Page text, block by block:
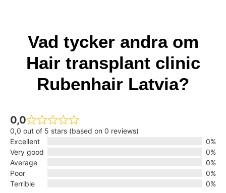
Vad tycker andra om
Hair transplant clinic
Rubenhair Latvia?
0,0
0,0 out of 5 stars (based on 0 reviews)
Excellent
0%
Very good
0%
Average
0%
Poor
0%
Terrible
0%